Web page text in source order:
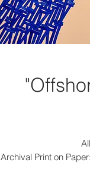
Archival Print on